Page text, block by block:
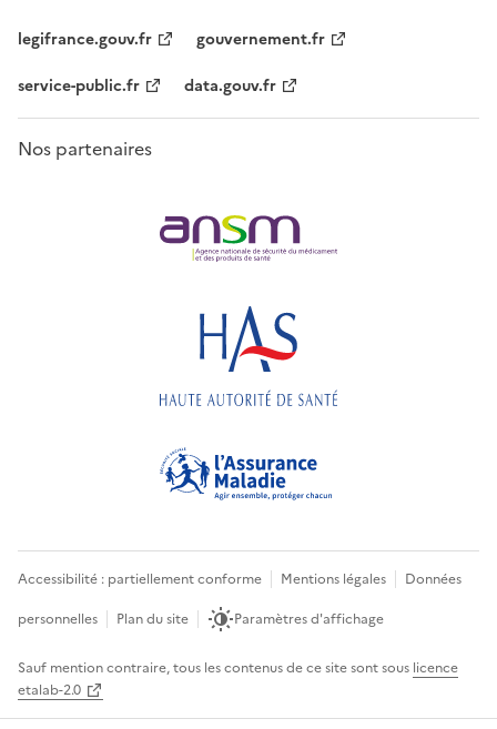
legifrance.gouv.fr
gouvernement.fr
service-public.fr
data.gouv.fr
Nos partenaires
Accessibilité : partiellement conforme Mentions légales
Données
personnelles
Plan du site Paramètres d'affichage
Sauf mention contraire, tous les contenus de ce site sont sous licence
etalab-2.0